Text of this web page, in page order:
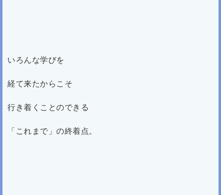
いろんな学びを
経て来たからこそ
行き着くことのできる
「これまで」の終着点。